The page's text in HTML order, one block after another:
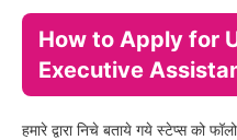
How to Apply for
Executive
हमारे द्वारा निचे बताये गये स्टेप्स